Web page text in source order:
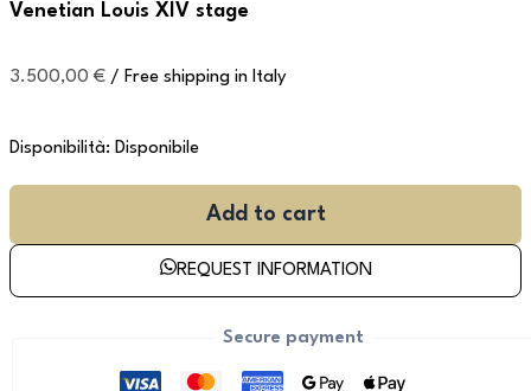
Venetian Louis XIV stage
3.500,00 € / Free shipping in Italy
Disponibilità: Disponibile
Add to cart
REQUEST INFORMATION
Secure payment